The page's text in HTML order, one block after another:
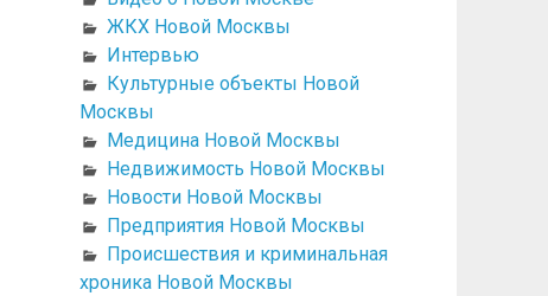
ЖКХ Новой Москвы
Интервью
Культурные объекты Новой
Москвы
Медицина Новой Москвы
Недвижимость Новой Москвы
Новости Новой Москвы
Предприятия Новой Москвы
Происшествия и криминальная
хроника Новой Москвы